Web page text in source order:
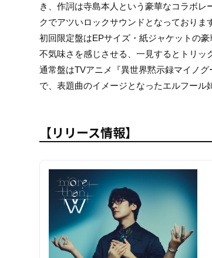
き、作詞は寺島本人という豪華なコラボ
クでアツいロックサウンドとなっておりま
初回限定盤はEPサイズ・紙ジャケットの
不気味さを感じさせる、一見するとトリッ
通常盤はTVアニメ『異世界黙示録マイノ
で、表題曲のイメージとなったエルフール
【リリース情報】